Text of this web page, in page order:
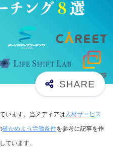
います。当メディアは 人材サービス
確かめよう労働条件を参考に記事を作
ています。